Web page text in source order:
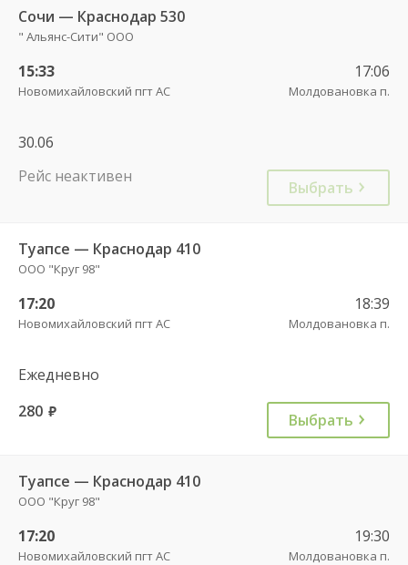
Сочи — Краснодар 530
" Альянс-Сити" ООО
15:33
Новомихайловский пгт АС
17:06
Молдовановка п.
30.06
Рейс неактивен
Выбрать
Туапсе — Краснодар 410
ООО "Круг 98"
17:20
Новомихайловский пгт АС
18:39
Молдовановка п.
Ежедневно
280 руб. Выбрать
Туапсе — Краснодар 410
ООО "Круг 98"
17:20
Новомихайловский пгт АС
19:30
Молдовановка п.